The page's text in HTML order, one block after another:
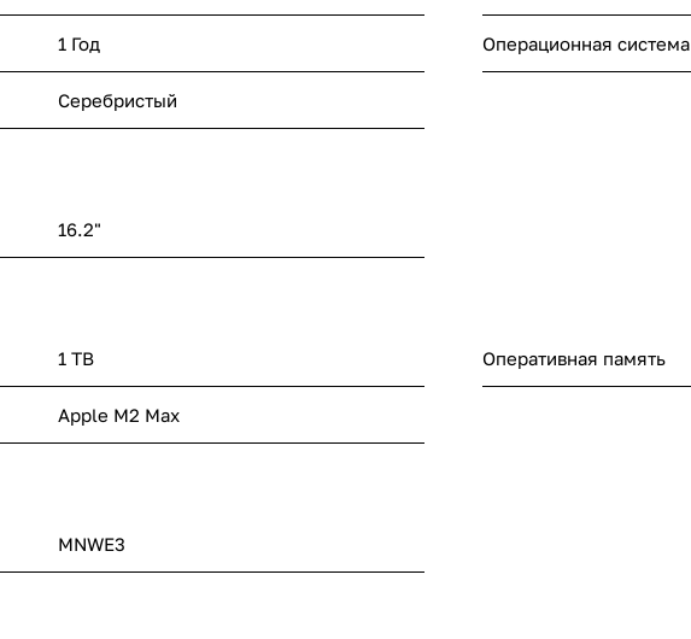
1 Год Операционная система
Серебристый
16.2"
1 TB Оперативная память
Apple M2 Max
MNWE3